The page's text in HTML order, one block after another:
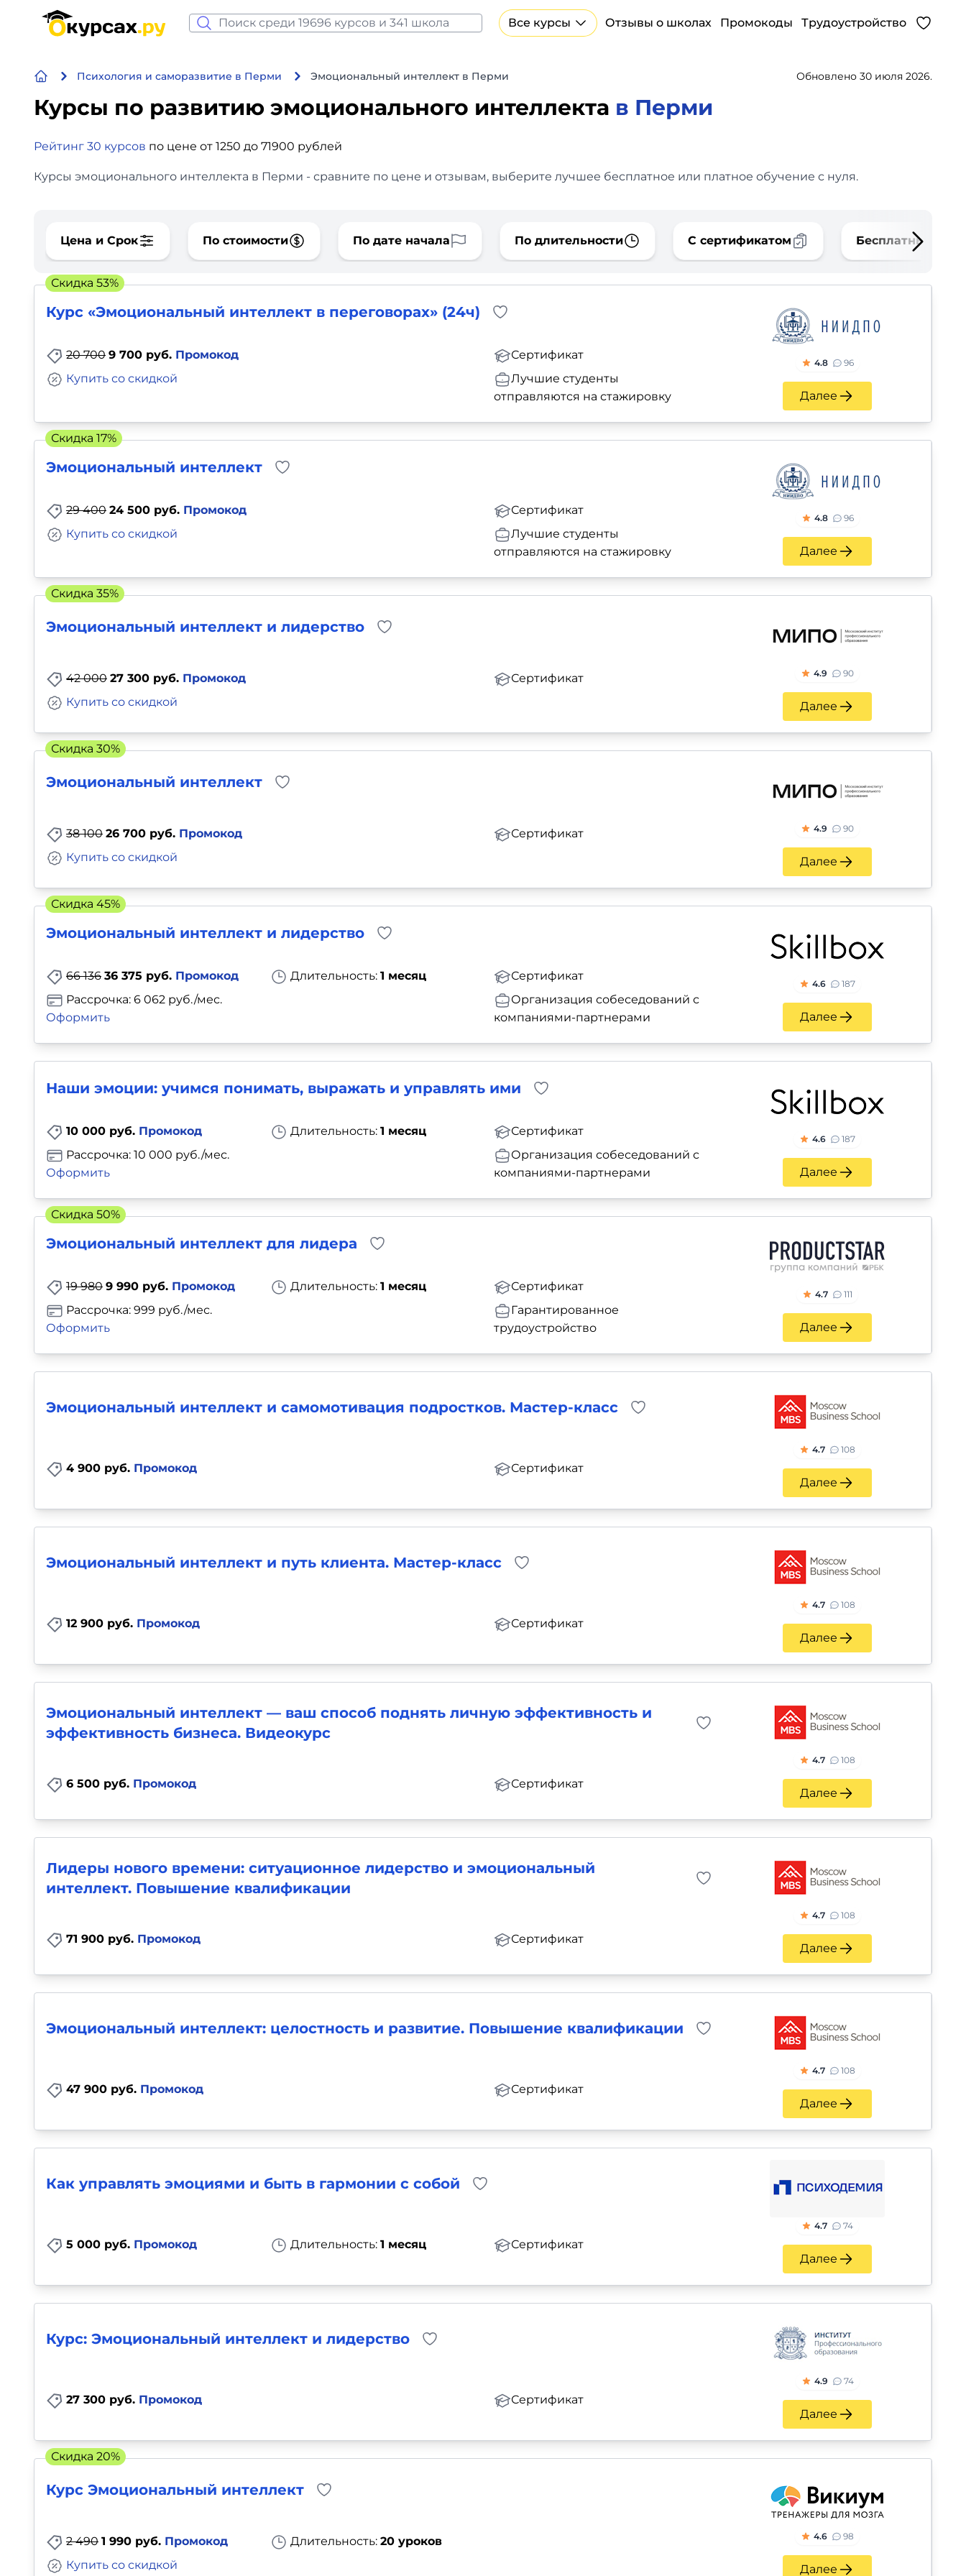
Все курсы Отзывы о школах Промокоды Трудоустройство
Психология и саморазвитие в Перми Эмоциональный интеллект в Перми Обновлено 30 июля 2026.
Курсы по развитию эмоционального интеллекта в Перми
Рейтинг 30 курсов по цене от 1250 до 71900 рублей
Курсы эмоционального интеллекта в Перми - сравните по цене и отзывам, выберите лучшее бесплатное или платное обучение с нуля.
Цена и Срок По стоимости По дате начала По длительности С сертификатом Бесплатные
Курс «Эмоциональный интеллект в переговорах» (24ч)
20 700 9 700 руб. Промокод
Сертификат
Купить со скидкой
Лучшие студенты
отправляются на стажировку
4.8 96
Далее
Скидка 53%
Эмоциональный интеллект
29 400 24 500 руб. Промокод
Сертификат
Купить со скидкой
Лучшие студенты
отправляются на стажировку
4.8 96
Далее
Скидка 17%
Эмоциональный интеллект и лидерство
42 000 27 300 руб. Промокод
Сертификат
Купить со скидкой
4.9 90
Далее
Скидка 35%
Эмоциональный интеллект
38 100 26 700 руб. Промокод
Сертификат
Купить со скидкой
4.9 90
Далее
Скидка 30%
Эмоциональный интеллект и лидерство
66 136 36 375 руб. Промокод Длительность: 1 месяц
Сертификат
Рассрочка: 6 062 руб./мес.
Оформить
Организация собеседований с
компаниями-партнерами
4.6 187
Далее
Скидка 45%
Наши эмоции: учимся понимать, выражать и управлять ими
10 000 руб. Промокод Длительность: 1 месяц
Сертификат
Рассрочка: 10 000 руб./мес.
Оформить
Организация собеседований с
компаниями-партнерами
4.6 187
Далее
Эмоциональный интеллект для лидера
19 980 9 990 руб. Промокод Длительность: 1 месяц
Сертификат
Рассрочка: 999 руб./мес.
Оформить
Гарантированное
трудоустройство
4.7 111
Далее
Скидка 50%
Эмоциональный интеллект и самомотивация подростков. Мастер-класс
4 900 руб. Промокод Сертификат
4.7 108
Далее
Эмоциональный интеллект и путь клиента. Мастер-класс
12 900 руб. Промокод Сертификат
4.7 108
Далее
Эмоциональный интеллект — ваш способ поднять личную эффективность и
эффективность бизнеса. Видеокурс
6 500 руб. Промокод Сертификат
4.7 108
Далее
Лидеры нового времени: ситуационное лидерство и эмоциональный
интеллект. Повышение квалификации
71 900 руб. Промокод Сертификат
4.7 108
Далее
Эмоциональный интеллект: целостность и развитие. Повышение квалификации
47 900 руб. Промокод Сертификат
4.7 108
Далее
Как управлять эмоциями и быть в гармонии с собой
5 000 руб. Промокод Длительность: 1 месяц Сертификат
4.7 74
Далее
Курс: Эмоциональный интеллект и лидерство
27 300 руб. Промокод Сертификат
4.9 74
Далее
Курс Эмоциональный интеллект
2 490 1 990 руб. Промокод Длительность: 20 уроков
Купить со скидкой
4.6 98
Далее
Скидка 20%
Программирование
Бизнес и финансы
Дизайн
Видео, фото, аудио
Маркетинг
Иностранный язык
Для детей
Красота, здоровье, фитнес
Психология и саморазвитие
Прочее
Тесты на профориентацию
Курсы по нейросетям
Бесплатно